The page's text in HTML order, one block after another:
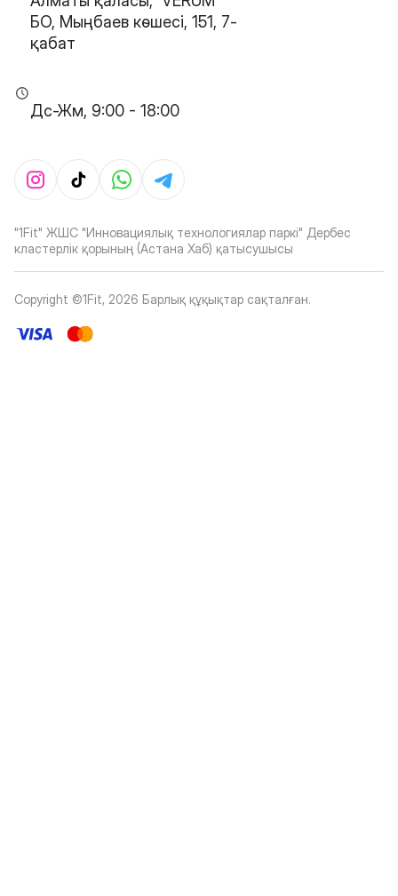
БО, Мыңбаев көшесі, 151, 7-
қабат
Дс-Жм, 9:00 - 18:00
"1Fit" ЖШС "Инновациялық технологиялар паркі" Дербес
кластерлік қорының (Астана Хаб) қатысушысы
Copyright ©1Fit, 2026 Барлық құқықтар сақталған.